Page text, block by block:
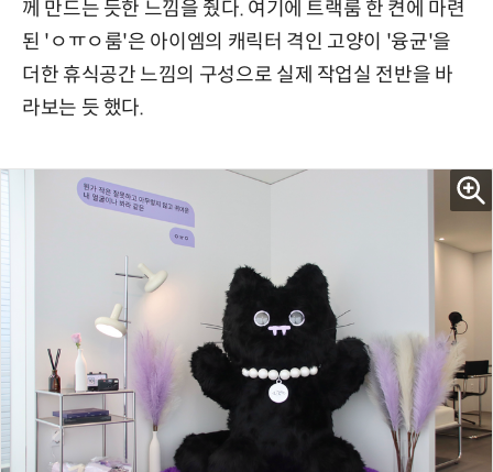
께 만드는 듯한 느낌을 줬다. 여기에 트랙룸 한 켠에 마련
된 'ㅇㅠㅇ룸'은 아이엠의 캐릭터 격인 고양이 '융균'을
더한 휴식공간 느낌의 구성으로 실제 작업실 전반을 바
라보는 듯 했다.